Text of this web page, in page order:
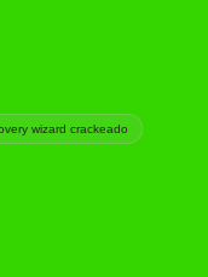
wizard crackeado